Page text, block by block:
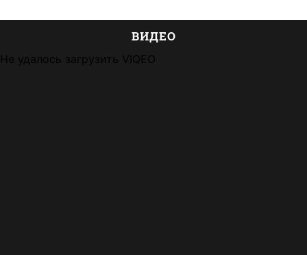
ВИДЕО
Не удалось загрузить VIQEO